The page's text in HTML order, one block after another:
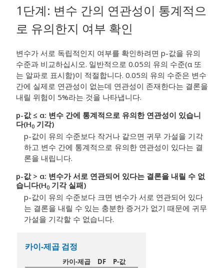
1단계: 변수 간의 연관성이 통계적으
로 유의한지 여부 확인
변수가 서로 독립적인지 여부를 확인하려면 p-값을 유의
수준과 비교하십시오. 일반적으로 0.05의 유의 수준(α 또
는 알파로 표시함)이 적절합니다. 0.05의 유의 수준은 변수
간에 실제로 연관성이 없는데 연관성이 존재한다는 결론을
내릴 위험이 5%라는 것을 나타냅니다.
p-값 ≤ α: 변수 간에 통계적으로 유의한 연관성이 있습니
다(H0 기각)
p-값이 유의 수준보다 작거나 같으면 귀무 가설을 기각
하고 변수 간에 통계적으로 유의한 연관성이 있다는 결
론을 내립니다.
p-값 > α: 변수가 서로 연관되어 있다는 결론을 내릴 수 없
습니다(H0 기각 실패)
p-값이 유의 수준보다 크면 변수가 서로 연관되어 있다
는 결론을 내릴 수 있는 충분한 증거가 없기 때문에 귀무
가설을 기각할 수 없습니다.
카이-제곱 검정
카이-제곱 DF P-값